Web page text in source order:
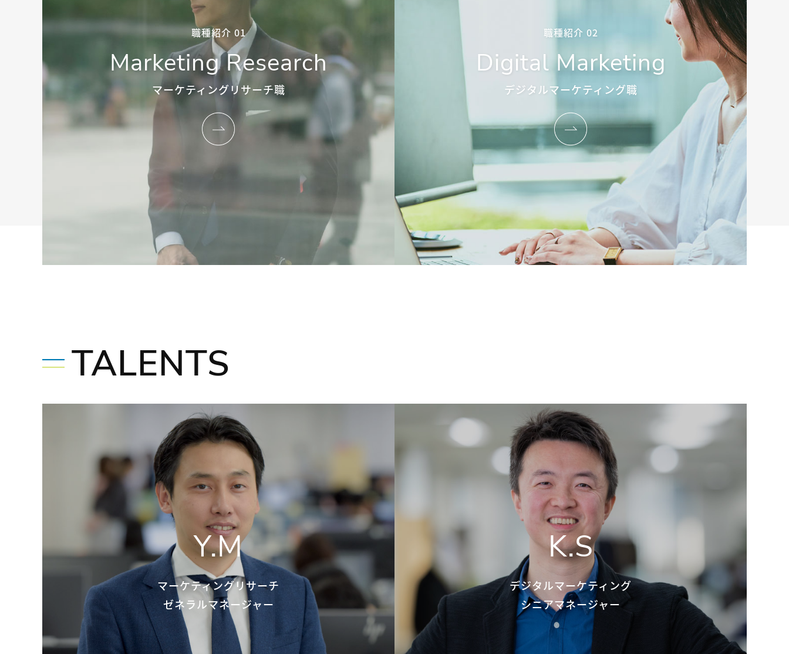
職種紹介 01
Marketing Research
マーケティングリサーチ職
職種紹介 02
Digital Marketing
デジタルマーケティング職
TALENTS
Y.M
マーケティングリサーチ
ゼネラルマネージャー
K.S
デジタルマーケティング
シニアマネージャー